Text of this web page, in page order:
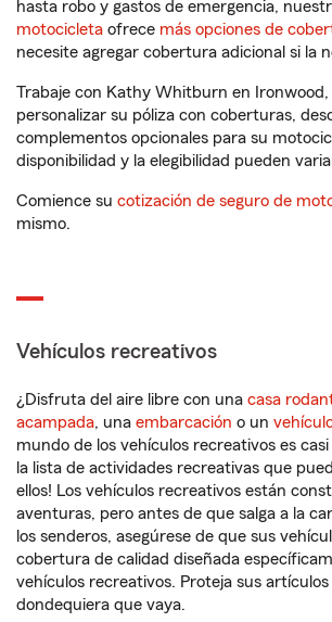
hasta robo y gastos de emergencia,
motocicleta ofrece más opciones de
necesite agregar cobertura adicional si la
Trabaje con Kathy Whitburn en Ironwood,
personalizar su póliza con coberturas,
complementos opcionales para su
disponibilidad y la elegibilidad pueden
Comience su cotización de seguro de
mismo.
Vehículos recreativos
¿Disfruta del aire libre con una casa
acampada, una embarcación o un
mundo de los vehículos recreativos es
la lista de actividades recreativas que
ellos! Los vehículos recreativos están
aventuras, pero antes de que salga a la
los senderos, asegúrese de que sus
cobertura de calidad diseñada
vehículos recreativos. Proteja sus
dondequiera que vaya.